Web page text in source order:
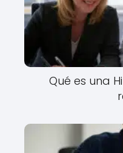
Qué es una